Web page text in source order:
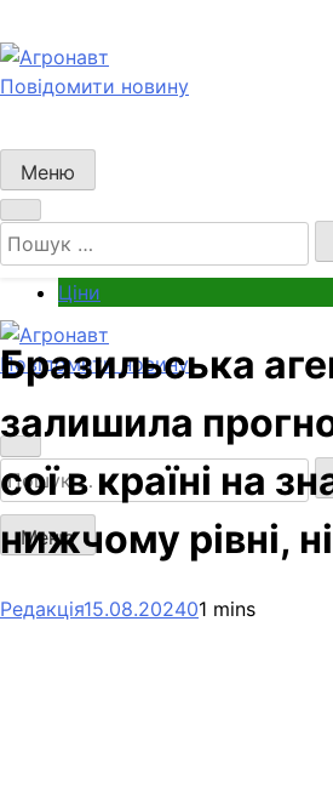
до
вмісту
Новини українського агробізнесу
Повідомити новину
Меню
Пошук:
Агронавт
Новини українського агробізнесу
Повідомити новину
Пошук:
Меню
Ціни
Бразильська
залишила
сої в країні на
нижчому рівні,
Редакція15.08.202401 mins